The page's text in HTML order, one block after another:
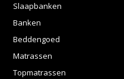
Slaapbanken
Banken
Beddengoed
Matrassen
Topmatrassen